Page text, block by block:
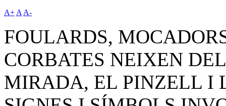
A+ A A-
FOULARDS,
CORBATES NEIXEN
MIRADA, EL PINZELL I